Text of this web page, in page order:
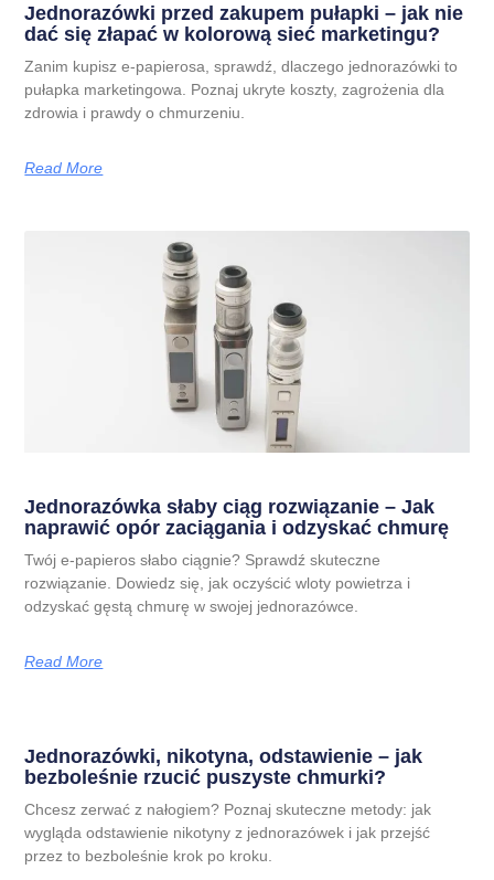
Jednorazówki przed zakupem pułapki – jak nie
dać się złapać w kolorową sieć marketingu?
Zanim kupisz e-papierosa, sprawdź, dlaczego jednorazówki to
pułapka marketingowa. Poznaj ukryte koszty, zagrożenia dla
zdrowia i prawdy o chmurzeniu.
Read More
Jednorazówka słaby ciąg rozwiązanie – Jak
naprawić opór zaciągania i odzyskać chmurę
Twój e-papieros słabo ciągnie? Sprawdź skuteczne
rozwiązanie. Dowiedz się, jak oczyścić wloty powietrza i
odzyskać gęstą chmurę w swojej jednorazówce.
Read More
Jednorazówki, nikotyna, odstawienie – jak
bezboleśnie rzucić puszyste chmurki?
Chcesz zerwać z nałogiem? Poznaj skuteczne metody: jak
wygląda odstawienie nikotyny z jednorazówek i jak przejść
przez to bezboleśnie krok po kroku.